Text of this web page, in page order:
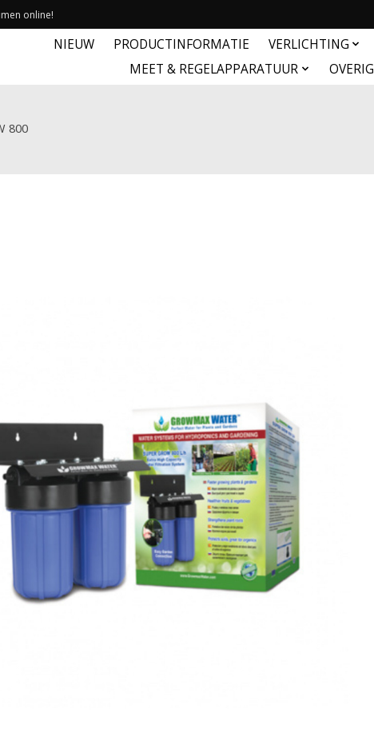
online!
NIEUW PRODUCTINFORMATIE VERLICHTING
MEET & REGELAPPARATUUR
800